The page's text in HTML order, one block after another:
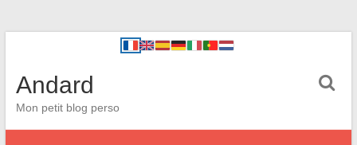
Andard
Mon petit blog perso